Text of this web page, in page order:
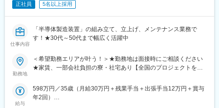
島駅、三滝駅、新南陽駅、土居田駅、高知駅、新下関駅、下曽根
島県)、てだこ浦西駅、古島駅、卸町駅、権堂駅、成田駅、西登戸
駅、初富駅、西船橋駅、朝霞台駅、上野駅、桜台駅(東京都)、京王
蒲田駅、梅坪駅、近鉄名古屋駅、南荒子駅、中川原駅、商工会議
所前駅、烏丸御池駅、なかもず駅、谷町九丁目駅、西大橋駅、南
駅、上野御徒町駅、本所吾妻橋駅、名古屋駅、福井城址大名町
駅、丸太町駅(京都市営)、鶴橋駅、本町駅、新大阪駅、西宮駅(Ｊ
正社員 5名以上採用
仕事内容
「半導体製造装置」の組み立て、立上げ、メンテナンス業務で
す！★30代～50代まで幅広く活躍中
勤務地
＜希望勤務エリアが叶う！＞★勤務地は面接時にご相談ください
★家賃、一部会社負担の寮・社宅あり【全国のプロジェクトを紹
川、埼玉愛知、静岡、岐阜、三重、富山大阪、兵庫、京都、滋賀
岡山、広島福岡、佐賀、長崎、熊本、大分、鹿児島
給与
598万円／35歳（月給30万円＋残業手当＋出張手当12万円＋賞与
年2回）